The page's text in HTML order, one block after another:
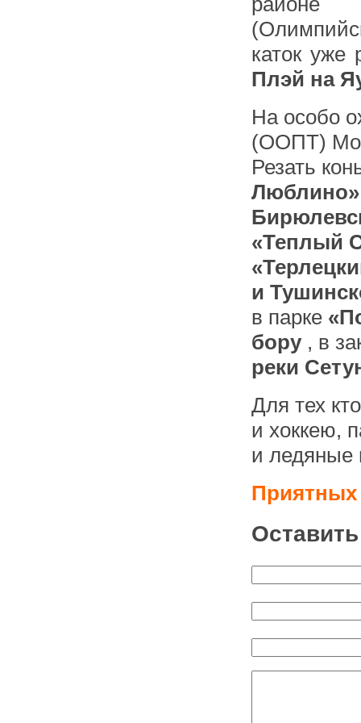
каток уже
Плэй на
На особо
(ООПТ)
Резать
«Теплый
и
в парке
бору , в
реки
Для тех
и хоккею,
и ледяные